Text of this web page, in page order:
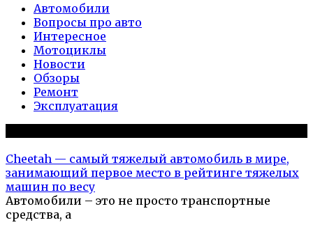
Автомобили
Вопросы про авто
Интересное
Мотоциклы
Новости
Обзоры
Ремонт
Эксплуатация
Cheetah — самый тяжелый автомобиль в мире,
занимающий первое место в рейтинге тяжелых
машин по весу
Автомобили – это не просто транспортные
средства, а